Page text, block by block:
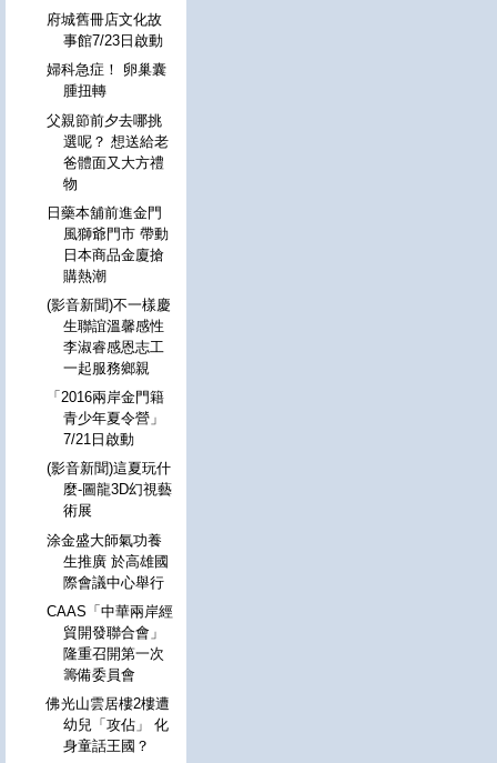
府城舊冊店文化故
事館7/23日啟動
婦科急症！ 卵巢囊
腫扭轉
父親節前夕去哪挑
選呢？ 想送給老
爸體面又大方禮
物
日藥本舖前進金門
風獅爺門市 帶動
日本商品金廈搶
購熱潮
(影音新聞)不一樣慶
生聯誼溫馨感性
李淑睿感恩志工
一起服務鄉親
「2016兩岸金門籍
青少年夏令營」
7/21日啟動
(影音新聞)這夏玩什
麼-圖龍3D幻視藝
術展
涂金盛大師氣功養
生推廣 於高雄國
際會議中心舉行
CAAS「中華兩岸經
貿開發聯合會」
隆重召開第一次
籌備委員會
佛光山雲居樓2樓遭
幼兒「攻佔」 化
身童話王國？